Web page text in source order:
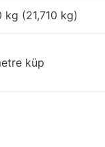
kg (21,710 kg)
küp